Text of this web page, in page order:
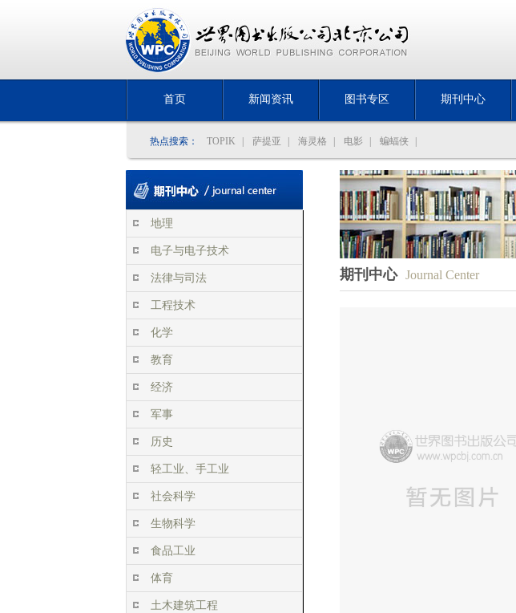
首页 新闻资讯 图书专区 期刊中心
热点搜索： TOPIK 萨提亚 海灵格 电影 蝙蝠侠
地理
电子与电子技术
法律与司法
工程技术
化学
教育
经济
军事
历史
轻工业、手工业
社会科学
生物科学
食品工业
体育
土木建筑工程
期刊中心 Journal Center